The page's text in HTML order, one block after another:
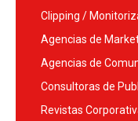
Clipping /
Agencias de
Agencias de
Consultoras de
Revistas